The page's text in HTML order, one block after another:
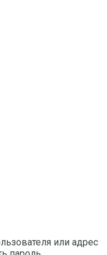
или адрес